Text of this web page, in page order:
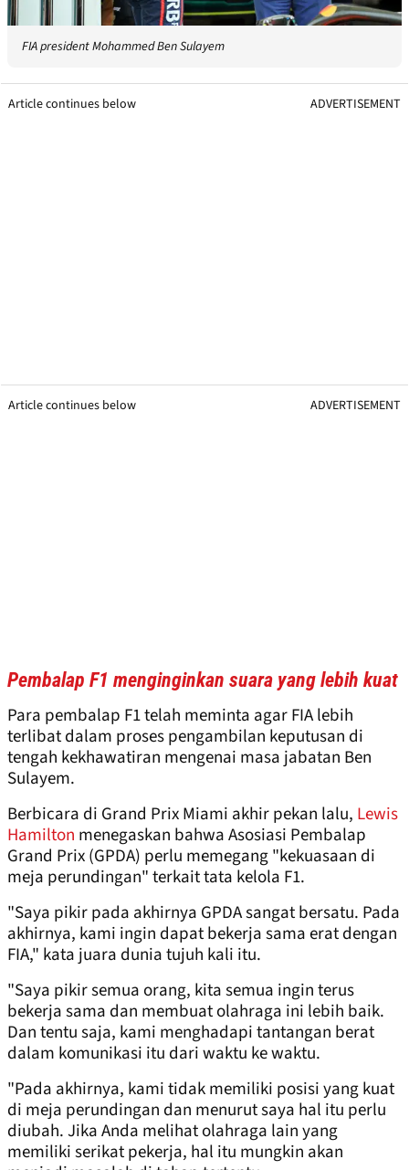
FIA president Mohammed Ben Sulayem
Article continues below ADVERTISEMENT
Article continues below ADVERTISEMENT
Pembalap F1 menginginkan suara yang lebih kuat
Para pembalap F1 telah meminta agar FIA lebih
terlibat dalam proses pengambilan keputusan di
tengah kekhawatiran mengenai masa jabatan Ben
Sulayem.
Berbicara di Grand Prix Miami akhir pekan lalu, Lewis
Hamilton menegaskan bahwa Asosiasi Pembalap
Grand Prix (GPDA) perlu memegang "kekuasaan di
meja perundingan" terkait tata kelola F1.
"Saya pikir pada akhirnya GPDA sangat bersatu. Pada
akhirnya, kami ingin dapat bekerja sama erat dengan
FIA," kata juara dunia tujuh kali itu.
"Saya pikir semua orang, kita semua ingin terus
bekerja sama dan membuat olahraga ini lebih baik.
Dan tentu saja, kami menghadapi tantangan berat
dalam komunikasi itu dari waktu ke waktu.
"Pada akhirnya, kami tidak memiliki posisi yang kuat
di meja perundingan dan menurut saya hal itu perlu
diubah. Jika Anda melihat olahraga lain yang
memiliki serikat pekerja, hal itu mungkin akan